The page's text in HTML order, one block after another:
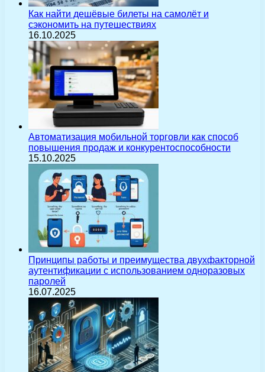
Как найти дешёвые билеты на самолёт и
сэкономить на путешествиях
16.10.2025
Автоматизация мобильной торговли как способ
повышения продаж и конкурентоспособности
15.10.2025
Принципы работы и преимущества двухфакторной
аутентификации с использованием одноразовых
паролей
16.07.2025